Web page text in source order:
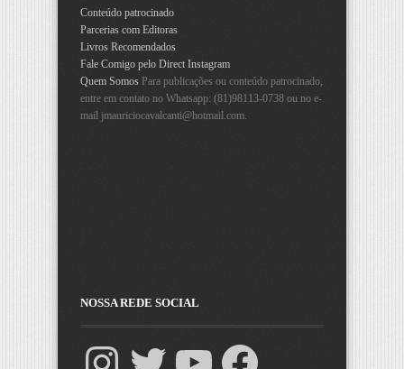
Conteúdo patrocinado
Parcerias com Editoras
Livros Recomendados
Fale Comigo pelo Direct Instagram
Quem Somos Para publicações ou conteúdo patrocinado,
entre em contato no Whatsapp: (81)98113-0738 ou no e-
mail jmauriciocavalcanti@hotmail.com
NOSSA REDE SOCIAL